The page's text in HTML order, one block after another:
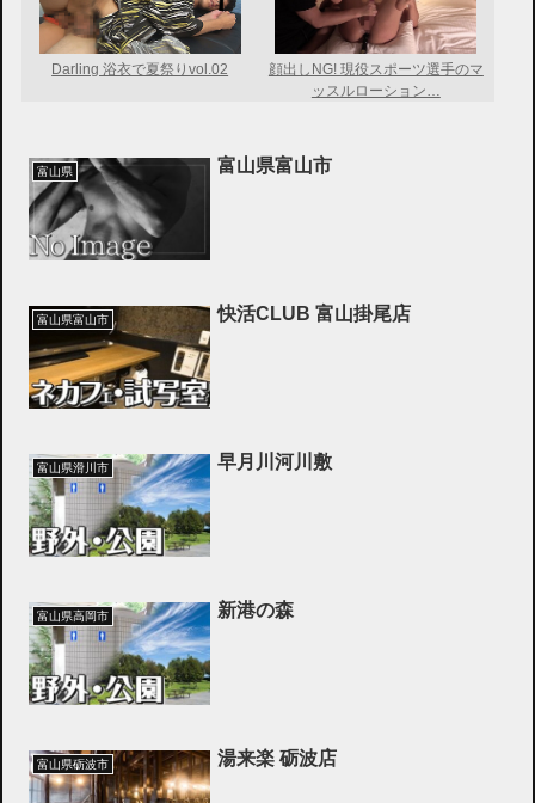
Darling 浴衣で夏祭りvol.02
顔出しNG! 現役スポーツ選手のマ
ッスルローション…
富山県 富山県富山市
富山県富山市 快活CLUB 富山掛尾店
富山県滑川市 早月川河川敷
富山県高岡市 新港の森
富山県砺波市 湯来楽 砺波店